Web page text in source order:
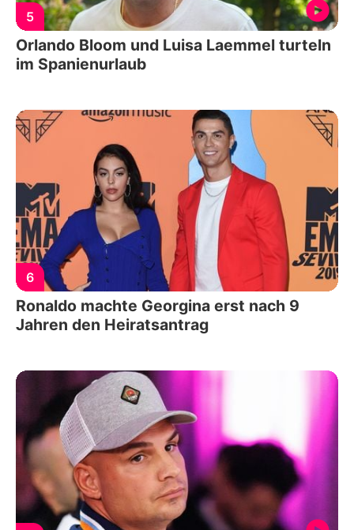
5
Orlando Bloom und Luisa Laemmel turteln
im Spanienurlaub
6
Ronaldo machte Georgina erst nach 9
Jahren den Heiratsantrag